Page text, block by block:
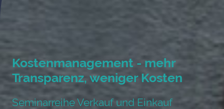
Kostenmanagement - mehr
Transparenz, weniger Kosten
Seminarreihe Verkauf und Einkauf